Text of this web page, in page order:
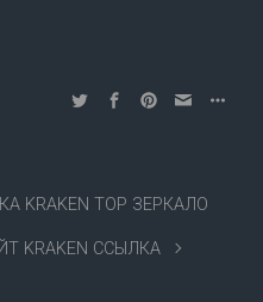
KRAKEN ТОР ЗЕРКАЛО
KRAKEN ССЫЛКА